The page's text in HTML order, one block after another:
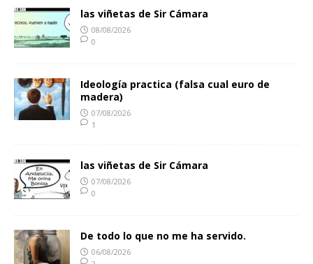
las viñetas de Sir Cámara
08/08/2026
0
Ideología practica (falsa cual euro de
madera)
07/08/2026
1
las viñetas de Sir Cámara
07/08/2026
0
De todo lo que no me ha servido.
06/08/2026